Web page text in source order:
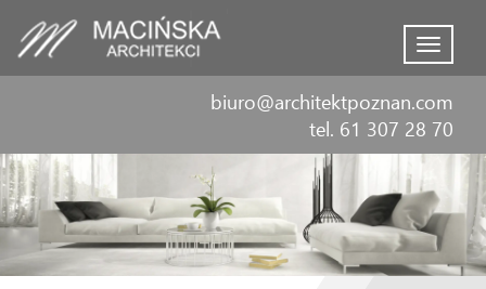
Menu
biuro@architektpoznan.com
tel. 61 307 28 70